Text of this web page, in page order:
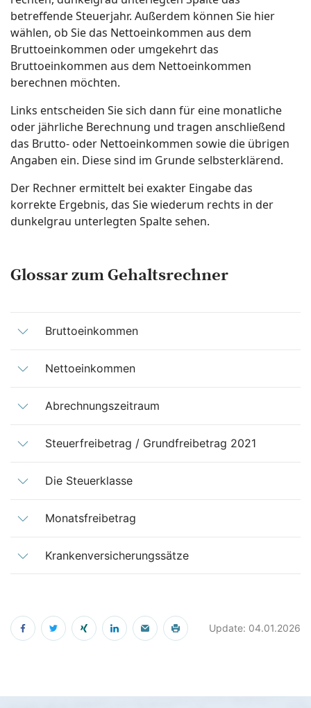
betreffende Steuerjahr. Außerdem können Sie hier
wählen, ob Sie das Nettoeinkommen aus dem
Bruttoeinkommen oder umgekehrt das
Bruttoeinkommen aus dem Nettoeinkommen
berechnen möchten.
Links entscheiden Sie sich dann für eine monatliche
oder jährliche Berechnung und tragen anschließend
das Brutto- oder Nettoeinkommen sowie die übrigen
Angaben ein. Diese sind im Grunde selbsterklärend.
Der Rechner ermittelt bei exakter Eingabe das
korrekte Ergebnis, das Sie wiederum rechts in der
dunkelgrau unterlegten Spalte sehen.
Glossar zum Gehaltsrechner
Bruttoeinkommen
Nettoeinkommen
Abrechnungszeitraum
Steuerfreibetrag / Grundfreibetrag 2021
Die Steuerklasse
Monatsfreibetrag
Krankenversicherungssätze
Update: 04.01.2026